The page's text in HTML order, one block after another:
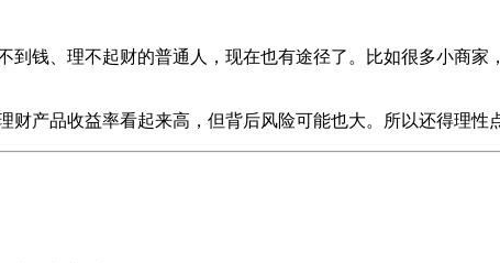
到钱、理不起财的普通人，现在也有途径了。比如很多小商
产品收益率看起来高，但背后风险可能也大。所以还得理性